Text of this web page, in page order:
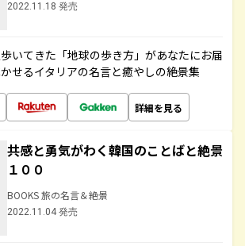
2022.11.18 発売
いてきた「地球の歩き方」があなたにお届
せるイタリアの名言と癒やしの絶景集
詳細を見る
共感と勇気がわく韓国のことばと絶景
１００
BOOKS 旅の名言＆絶景
2022.11.04 発売